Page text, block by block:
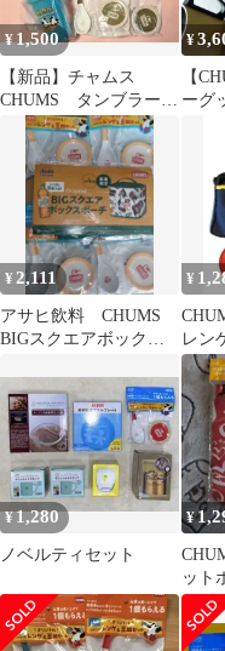
¥1,500
【新品】チャムス
CHUMS タンブラー
×2、メラミン製レンゲ
＆豆皿×４のセット
¥
【
ーグ
¥2,111
アサヒ飲料 CHUMS
BIGスクエアボックス
¥
レン
¥1,280
ノベルティセット
¥
ット
ゲ 豆